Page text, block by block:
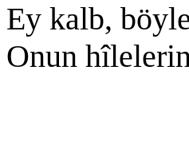
Ey kalb,
Onun